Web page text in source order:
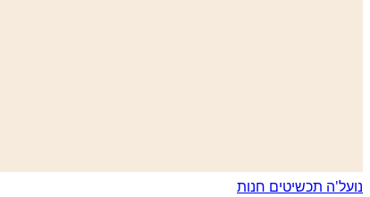
נועל'ה תכשיטים חנות